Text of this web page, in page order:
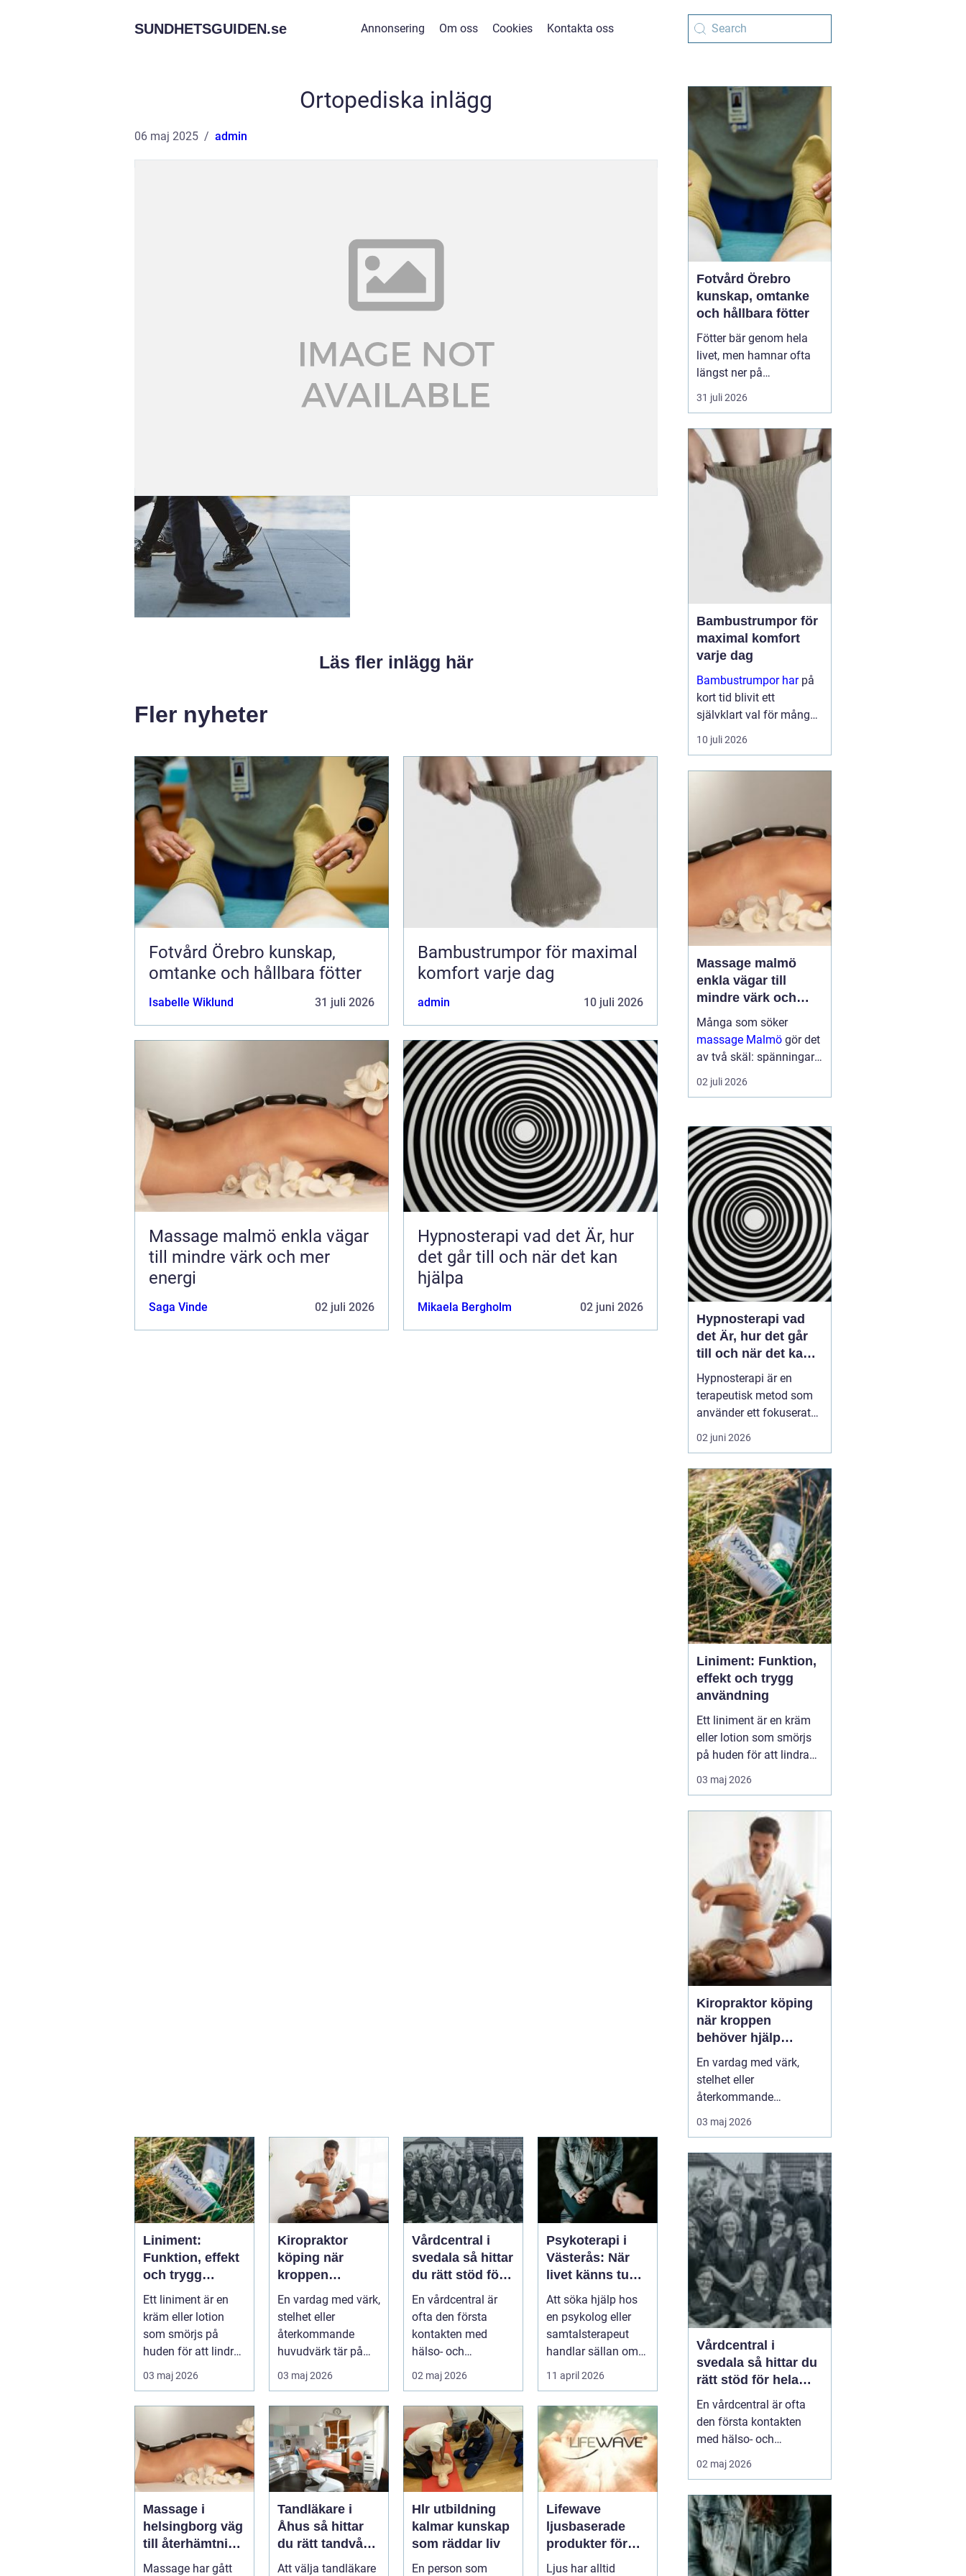
SUNDHETSGUIDEN.se Annonsering Om oss Cookies Kontakta oss
Ortopediska inlägg
06 maj 2025 admin
Läs fler inlägg här
Fler nyheter
Fotvård Örebro kunskap,
omtanke och hållbara fötter
Isabelle Wiklund 31 juli 2026
Bambustrumpor för maximal
komfort varje dag
admin 10 juli 2026
Massage malmö enkla vägar
till mindre värk och mer
energi
Saga Vinde 02 juli 2026
Hypnosterapi vad det Är, hur
det går till och när det kan
hjälpa
Mikaela Bergholm 02 juni 2026
Liniment:
Funktion, effekt
och trygg
användning
Ett liniment är en
kräm eller lotion
som smörjs på
huden för att lindra
mu...
03 maj 2026
Kiropraktor
köping när
kroppen
behöver hjälp
tillbaka
En vardag med värk,
stelhet eller
återkommande
huvudvärk tär på
både ork och
humör. Många går
länge ...
03 maj 2026
Vårdcentral i
svedala så hittar
du rätt stöd för
hela familjen
En vårdcentral är
ofta den första
kontakten med
hälso- och
sjukvården. För
många i Svedala
handlar v...
02 maj 2026
Psykoterapi i
Västerås: När
livet känns tungt
och du behöver
prata med
någon
Att söka hjälp hos
en psykolog eller
samtalsterapeut
handlar sällan om
att vara svag....
11 april 2026
Massage i
helsingborg väg
till återhämtning
och hållbar
Massage har gått
Tandläkare i
Åhus så hittar
du rätt tandvård
för hela familjen
Att välja tandläkare
Hlr utbildning
kalmar kunskap
som räddar liv
En person som
Lifewave
ljusbaserade
produkter för
hälsa och
Ljus har alltid
Fotvård Örebro
kunskap, omtanke
och hållbara fötter
Fötter bär genom hela
livet, men hamnar ofta
längst ner på
prioriteringslistan.
Många söker hjälp först
påverkar vardagen.
Samtidigt visar
erfarenhet från
fotvårdskliniker i och
omkring Örebro att
regelbunden fotvård kan
förebygga e...
31 juli 2026
Bambustrumpor för
maximal komfort
varje dag
Bambustrumpor harpå
kort tid blivit ett
självklart val för många
som vill kombinera
komfort, funktion och
10 juli 2026
Massage malmö
enkla vägar till
mindre värk och
mer energi
Många som söker
massage Malmö gör det
av två skäl: spänningar
och smärta har blivit för
mycket, eller behovet av
sig starkare än
vardagens tempo.
Samtidigt kan utbudet
kän...
02 juli 2026
Hypnosterapi vad
det Är, hur det går
till och när det kan
hjälpa
Hypnosterapi är en
terapeutisk metod som
använder ett fokuserat
och avslappnat
sinnestillstånd för att
undermedvetna. Genom
att kombinera
samtalsterapi med
hypnos kan människor
förändra reaktioner,
känslor och beteenden
som läng...
02 juni 2026
Liniment: Funktion,
effekt och trygg
användning
Ett liniment är en kräm
eller lotion som smörjs
på huden för att lindra
muskelvärk, stelhet och
ibland också ledbesvär.
ämnen som stimulerar
blodcirkulationen och
03 maj 2026
Kiropraktor köping
när kroppen
behöver hjälp
tillbaka
En vardag med värk,
stelhet eller
återkommande
huvudvärk tär på både
ork och humör. Många
besvär och tänker att det
går nog över. Ofta gör
det inte det. En
legitimerad kiropraktor
kan hjälpa kroppen att
återfå rörlighet, minska
smä...
03 maj 2026
Vårdcentral i
svedala så hittar du
rätt stöd för hela
familjen
En vårdcentral är ofta
den första kontakten
med hälso- och
sjukvården. För många i
Svedala handlar valet
plats där både barn,
vuxna och äldre får hjälp
under samma tak. I en
tid med högt tempo och
02 maj 2026